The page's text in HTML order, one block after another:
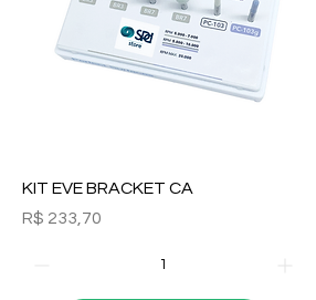
Visualização rápida
KIT EVE BRACKET CA
Preço
R$ 233,70